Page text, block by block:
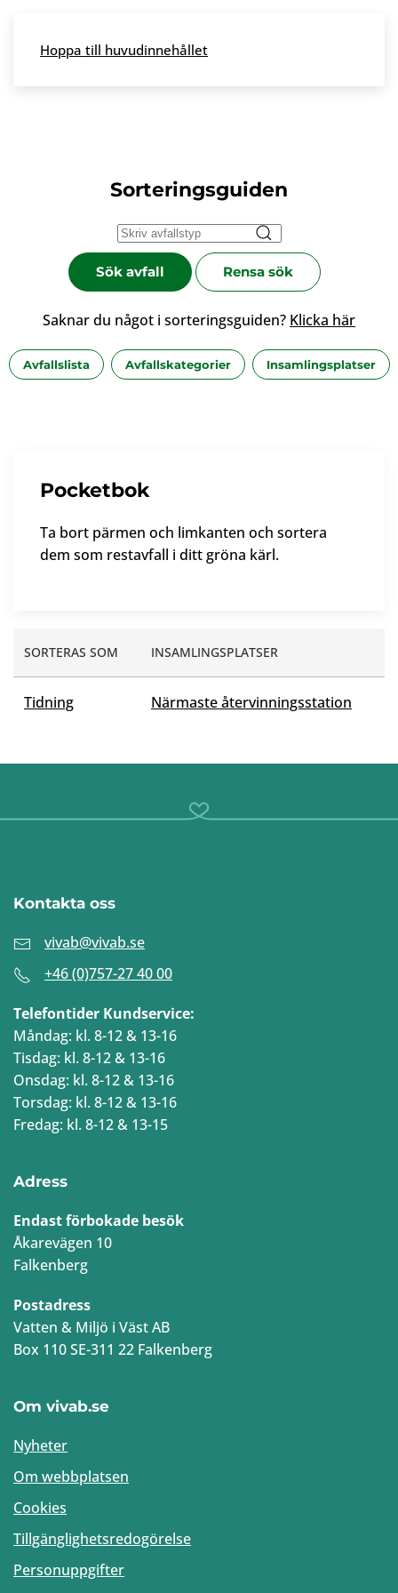
Skip to main content
Hoppa till huvudinnehållet
Sorteringsguiden
Sök avfall Rensa sök
Saknar du något i sorteringsguiden? Klicka här
Avfallslista Avfallskategorier Insamlingsplatser
Pocketbok
Ta bort pärmen och limkanten och sortera
dem som restavfall i ditt gröna kärl.
SORTERAS SOM INSAMLINGSPLATSER
Tidning Närmaste återvinningsstation
Kontakta oss
vivab@vivab.se
+46 (0)757-27 40 00
Telefontider Kundservice:
Måndag: kl. 8-12 & 13-16
Tisdag: kl. 8-12 & 13-16
Onsdag: kl. 8-12 & 13-16
Torsdag: kl. 8-12 & 13-16
Fredag: kl. 8-12 & 13-15
Adress
Endast förbokade besök
Åkarevägen 10
Falkenberg
Postadress
Vatten & Miljö i Väst AB
Box 110 SE-311 22 Falkenberg
Om vivab.se
Nyheter
Om webbplatsen
Cookies
Tillgänglighetsredogörelse
Personuppgifter